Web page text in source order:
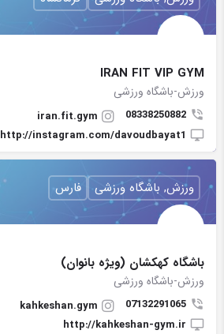
IRAN FIT VIP GYM
ورزش-باشگاه ورزشی
08338250882
iran.fit.gym
http://instagram.com/davoudbayat1
باشگاه کهکشان (ویژه بانوان)
ورزش-باشگاه ورزشی
07132291065
kahkeshan.gym
http://kahkeshan-gym.ir
ورزش, باشگاه ورزشی فارس